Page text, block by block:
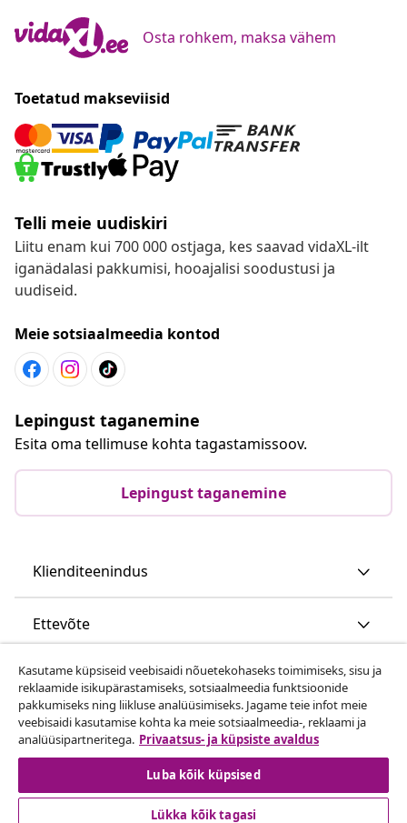
Osta rohkem, maksa vähem
Toetatud makseviisid
Telli meie uudiskiri
Liitu enam kui 700 000 ostjaga, kes saavad vidaXL-ilt
iganädalasi pakkumisi, hooajalisi soodustusi ja
uudiseid.
Meie sotsiaalmeedia kontod
Lepingust taganemine
Esita oma tellimuse kohta tagastamissoov.
Lepingust taganemine
Klienditeenindus
Ettevõte
vidaXL
Vaata rohkem
Kasutame küpsiseid veebisaidi nõuetekohaseks toimimiseks, sisu ja
reklaamide isikupärastamiseks, sotsiaalmeedia funktsioonide
pakkumiseks ning liikluse analüüsimiseks. Jagame teie infot meie
veebisaidi kasutamise kohta ka meie sotsiaalmeedia-, reklaami ja
analüüsipartneritega. Privaatsus- ja küpsiste avaldus
Luba kõik küpsised
Lükka kõik tagasi